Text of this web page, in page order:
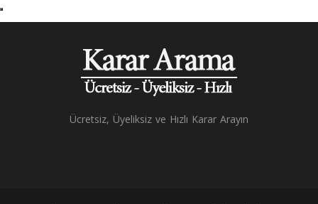
Ücretsiz, Üyeliksiz ve Hızlı Karar Arayın